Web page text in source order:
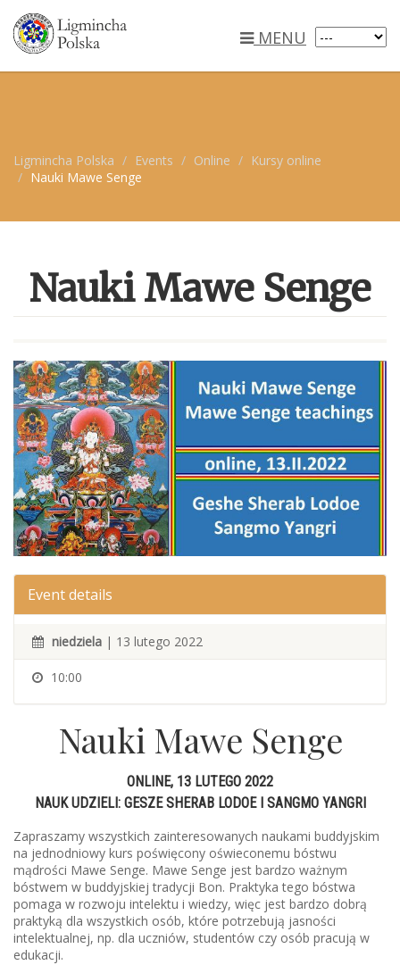
MENU
Ligmincha Polska Events Online
Kursy online
Nauki Mawe Senge
Nauki Mawe Senge
Event details
niedziela | 13 lutego 2022
10:00
Nauki Mawe Senge
ONLINE, 13 LUTEGO 2022
NAUK UDZIELI: GESZE SHERAB LODOE I SANGMO YANGRI
Zapraszamy wszystkich zainteresowanych naukami buddyjskim
na jednodniowy kurs poświęcony oświeconemu bóstwu
mądrości Mawe Senge. Mawe Senge jest bardzo ważnym
bóstwem w buddyjskiej tradycji Bon. Praktyka tego bóstwa
pomaga w rozwoju intelektu i wiedzy, więc jest bardzo dobrą
praktyką dla wszystkich osób, które potrzebują jasności
intelektualnej, np. dla uczniów, studentów czy osób pracują w
edukacji.